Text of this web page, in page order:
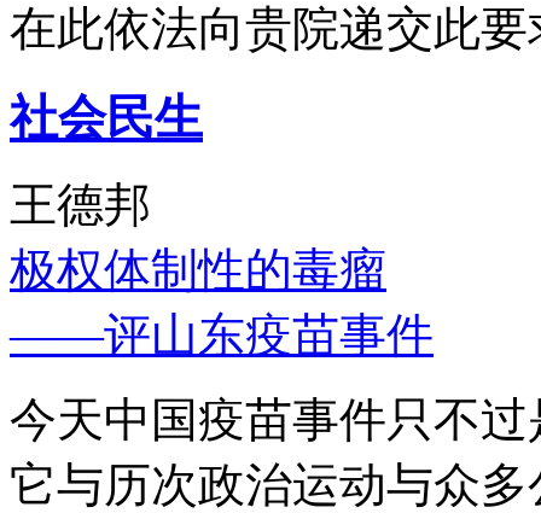
在此依法向贵院递交此要
社会民生
王德邦
极权体制性的毒瘤
——评山东疫苗事件
今天中国疫苗事件只不
它与历次政治运动与众